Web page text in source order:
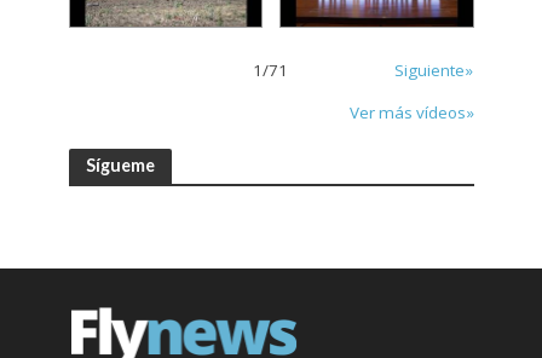
1/71
Siguiente»
Ver más vídeos»
Sígueme